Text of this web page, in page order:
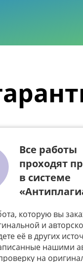
Все работы
проходят
в системе
которую вы
и
её в других
нашими
на